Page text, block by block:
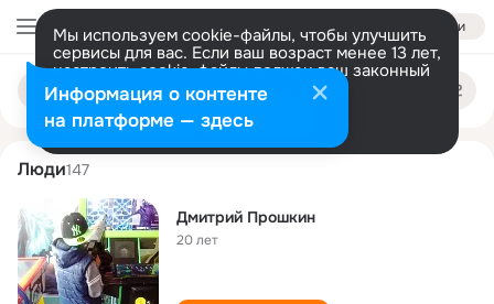
Войти
Мы используем cookie-файлы, чтобы улучшить
сервисы для вас. Если ваш возраст менее 13 лет,
настроить cookie-файлы должен ваш законный
представитель. Больше информации
Разрешить все Настроить
Поиск
людям
dmitriy proshkin
Люди147
Дмитрий Прошкин
20 лет
Информация о контенте
на платформе — здесь